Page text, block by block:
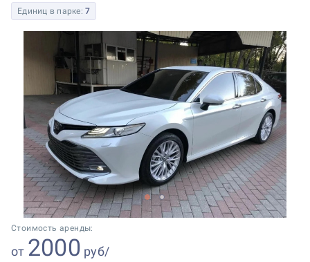
Единиц в парке: 7
1 2
Стоимость аренды:
от 2000 руб/